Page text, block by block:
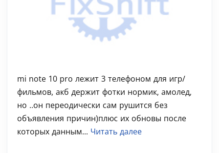
mi note 10 pro лежит 3 телефоном для игр/
фильмов, акб держит фотки нормик, амолед,
но ..он переодически сам рушится без
объявления причин)плюс их обновы после
которых данным... Читать далее